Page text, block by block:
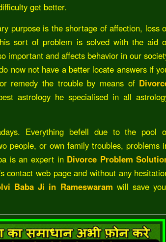
get better.
purpose is the shortage of affection, loss
sort of problem is solved with the aid
important and affects behavior in our
now not have a better locate answers if
remedy the trouble by means of
astrology he specialised in all
Everything befell due to the pool
people, or own family troubles, problems
is an expert in Divorce Problem
contact web page and without any
Baba Ji in Rameswaram will save